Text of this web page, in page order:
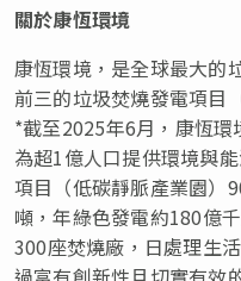
關於康恆環境
康恆環境，是全球最大的
前三的垃圾焚燒發電項目
*截至2025年6月，康恆環
為超1億人口提供環境與
項目（低碳靜脈產業園）
噸，年綠色發電約180億
300座焚燒廠，日處理生